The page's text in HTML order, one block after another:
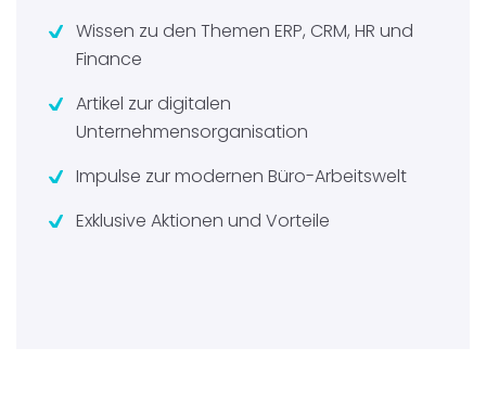
Wissen zu den Themen ERP, CRM, HR und
Finance
Artikel zur digitalen
Unternehmensorganisation
Impulse zur modernen Büro-Arbeitswelt
Exklusive Aktionen und Vorteile